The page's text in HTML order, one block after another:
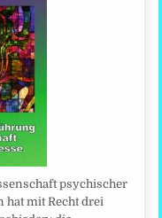
psychischer
hat mit Recht drei